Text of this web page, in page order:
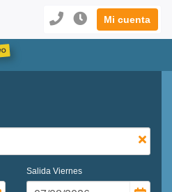
Mi cuenta
Salida Viernes